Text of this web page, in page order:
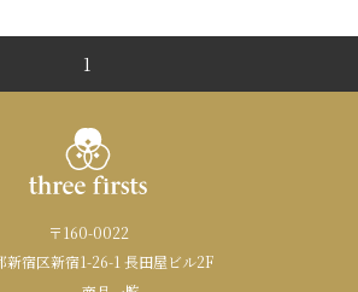
1
〒160-0022
新宿区新宿1-26-1 長田屋ビル2F